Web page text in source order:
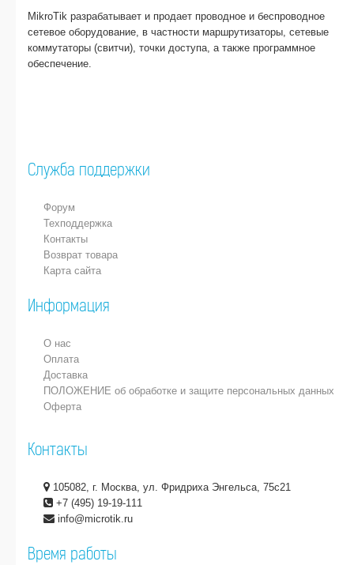
MikroTik разрабатывает и продает проводное и беспроводное
сетевое оборудование, в частности маршрутизаторы, сетевые
коммутаторы (свитчи), точки доступа, а также программное
обеспечение.
Служба поддержки
Форум
Техподдержка
Контакты
Возврат товара
Карта сайта
Информация
О нас
Оплата
Доставка
ПОЛОЖЕНИЕ об обработке и защите персональных данных
Оферта
Контакты
105082, г. Москва, ул. Фридриха Энгельса, 75с21
+7 (495) 19-19-111
info@microtik.ru
Время работы